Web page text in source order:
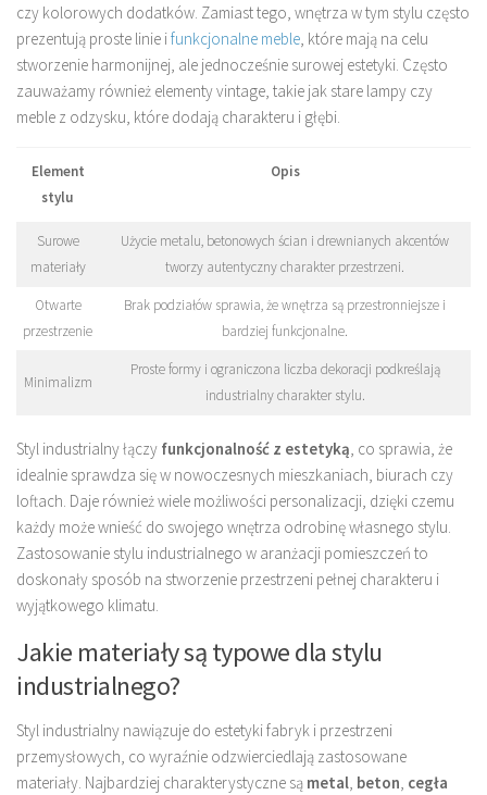
czy kolorowych dodatków. Zamiast tego, wnętrza w tym stylu często
prezentują proste linie ifunkcjonalne meble , które mają na celu
stworzenie harmonijnej, ale jednocześnie surowej estetyki. Często
zauważamy również elementy vintage, takie jak stare lampy czy
meble z odzysku, które dodają charakteru i głębi.
Element
stylu
Opis
Surowe
materiały
Użycie metalu, betonowych ścian i drewnianych akcentów
tworzy autentyczny charakter przestrzeni.
Otwarte
przestrzenie
Brak podziałów sprawia, że wnętrza są przestronniejsze i
bardziej funkcjonalne.
Minimalizm
Proste formy i ograniczona liczba dekoracji podkreślają
industrialny charakter stylu.
Styl industrialny łączy funkcjonalność z estetyką, co sprawia, że
idealnie sprawdza się w nowoczesnych mieszkaniach, biurach czy
loftach. Daje również wiele możliwości personalizacji, dzięki czemu
każdy może wnieść do swojego wnętrza odrobinę własnego stylu.
Zastosowanie stylu industrialnego w aranżacji pomieszczeń to
doskonały sposób na stworzenie przestrzeni pełnej charakteru i
wyjątkowego klimatu.
Jakie materiały są typowe dla stylu
industrialnego?
Styl industrialny nawiązuje do estetyki fabryk i przestrzeni
przemysłowych, co wyraźnie odzwierciedlają zastosowane
materiały. Najbardziej charakterystyczne są metal, beton, cegła